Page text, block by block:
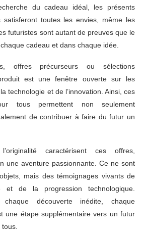
du cadeau idéal, les présents
satisferont toutes les envies, même les
futuristes sont autant de preuves que le
cadeau et dans chaque idée.
offres précurseurs ou sélections
est une fenêtre ouverte sur les
technologie et de l’innovation. Ainsi, ces
tous permettent non seulement
de contribuer à faire du futur un
caractérisent ces offres,
une aventure passionnante. Ce ne sont
mais des témoignages vivants de
et de la progression technologique.
chaque découverte inédite, chaque
une étape supplémentaire vers un futur